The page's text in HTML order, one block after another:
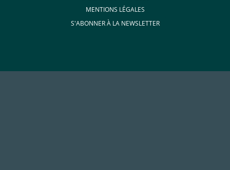
MENTIONS LÉGALES
S'ABONNER À LA NEWSLETTER